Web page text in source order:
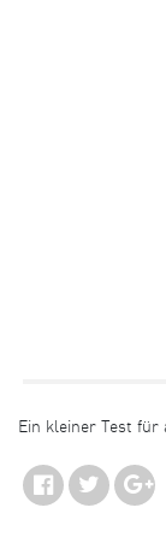
Ein kleiner Test